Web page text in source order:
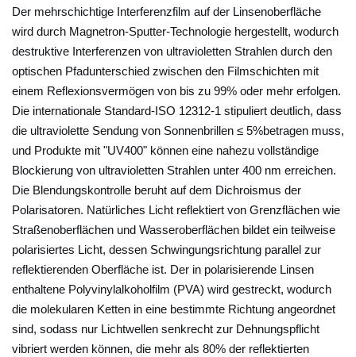
b
r
i
l
l
e
n
:
B
l
o
c
k
i
e
r
Der mehrschichtige Interferenzfilm auf der Linsenoberfläche
wird durch Magnetron-Sputter-Technologie hergestellt, wodurch
destruktive Interferenzen von ultravioletten Strahlen durch den
optischen Pfadunterschied zwischen den Filmschichten mit
einem Reflexionsvermögen von bis zu 99% oder mehr erfolgen.
Die internationale Standard-ISO 12312-1 stipuliert deutlich, dass
die ultraviolette Sendung von Sonnenbrillen ≤ 5%betragen muss,
und Produkte mit "UV400" können eine nahezu vollständige
Blockierung von ultravioletten Strahlen unter 400 nm erreichen.
Die Blendungskontrolle beruht auf dem Dichroismus der
Polarisatoren. Natürliches Licht reflektiert von Grenzflächen wie
Straßenoberflächen und Wasseroberflächen bildet ein teilweise
polarisiertes Licht, dessen Schwingungsrichtung parallel zur
reflektierenden Oberfläche ist. Der in polarisierende Linsen
enthaltene Polyvinylalkoholfilm (PVA) wird gestreckt, wodurch
die molekularen Ketten in eine bestimmte Richtung angeordnet
sind, sodass nur Lichtwellen senkrecht zur Dehnungspflicht
vibriert werden können, die mehr als 80% der reflektierten